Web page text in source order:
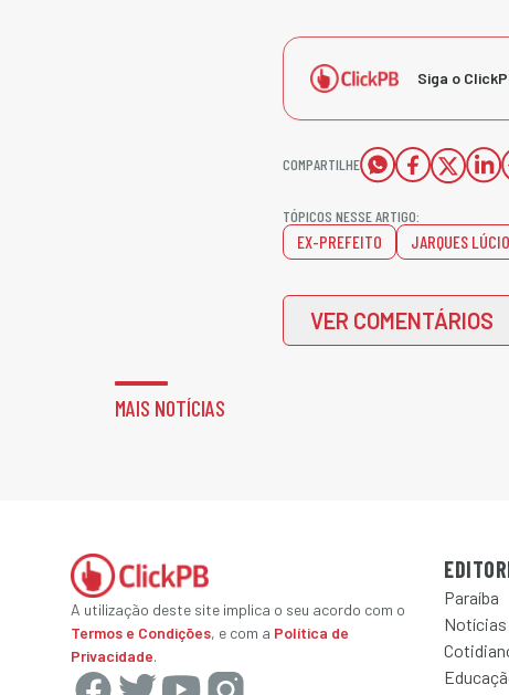
Siga o
COMPARTILHE
TÓPICOS NESSE ARTIGO:
EX-PREFEITO JARQUES LÚCIO
VER COMENTÁRIOS
MAIS NOTÍCIAS
A utilização deste site implica o seu acordo com o
Termos e Condições, e com a Política de
Privacidade.
Paraíba